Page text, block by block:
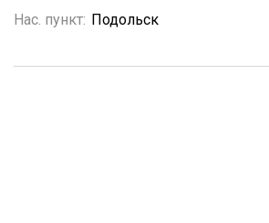
Нас. пункт: Подольск